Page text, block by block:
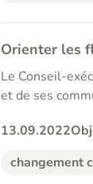
Orienter les
Le Conseil-
et de ses
13.09.2022
changement